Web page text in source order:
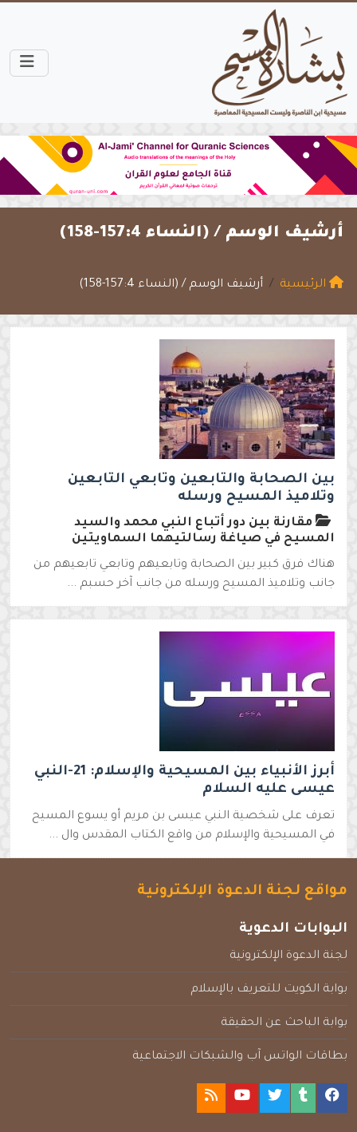
أرشيف الوسم / (النساء 157:4-158)
الرئيسية أرشيف الوسم / (النساء 157:4-158)
بين الصحابة والتابعين وتابعي التابعين
وتلاميذ المسيح ورسله
مقارنة بين دور أتباع النبي محمد والسيد
المسيح في صياغة رسالتيهما السماويتين
هناك فرق كبير بين الصحابة وتابعيهم وتابعي تابعيهم من
جانب وتلاميذ المسيح ورسله من جانب آخر حسبم ...
أبرز الأنبياء بين المسيحية والإسلام: 21-النبي
عيسى عليه السلام
تعرف على شخصية النبي عيسى بن مريم أو يسوع المسيح
في المسيحية والإسلام من واقع الكتاب المقدس وال ...
مواقع لجنة الدعوة الإلكترونية
البوابات الدعوية
لجنة الدعوة الإلكترونية
بوابة الكويت للتعريف بالإسلام
بوابة الباحث عن الحقيقة
بطاقات الواتس آب والشبكات الاجتماعية